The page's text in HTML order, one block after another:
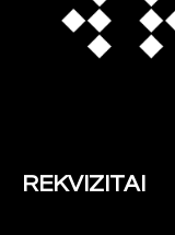
REKVIZITAI